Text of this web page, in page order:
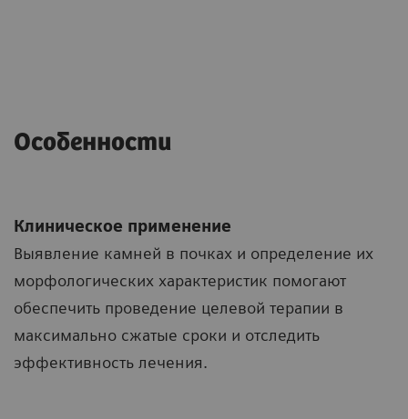
Особенности
Клиническое применение
Выявление камней в почках и определение их
морфологических характеристик помогают
обеспечить проведение целевой терапии в
максимально сжатые сроки и отследить
эффективность лечения.